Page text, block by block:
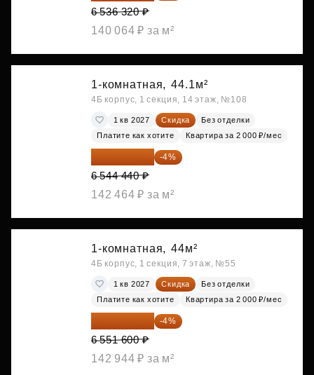
6 536 320 ₽
140 064 ₽ за м²
1-комнатная, 44.1м²
4Б корпус, 1 секция, 14 этаж, №108
1 кв 2027 Скидка
Без отделки
Платите как хотите
Квартира за 2 000 ₽/мес
-4%
6 544 440 ₽
142 464 ₽ за м²
1-комнатная, 44м²
4Б корпус, 1 секция, 7 этаж, №55
1 кв 2027 Скидка
Без отделки
Платите как хотите
Квартира за 2 000 ₽/мес
-4%
6 551 600 ₽
142 944 ₽ за м²